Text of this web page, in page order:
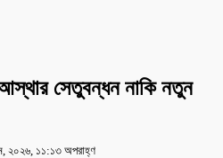
সেতুবন্ধন নাকি নতুন
২০২৬, ১১:১৩ অপরাহ্ণ